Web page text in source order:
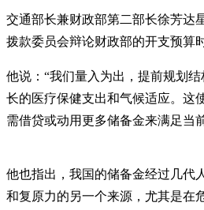
交通部长兼财政部第二部长徐芳达
拨款委员会辩论财政部的开支预算
他说：“我们量入为出，提前规划
长的医疗保健支出和气候适应。这
需借贷或动用更多储备金来满足当
他也指出，我国的储备金经过几代
和复原力的另一个来源，尤其是在